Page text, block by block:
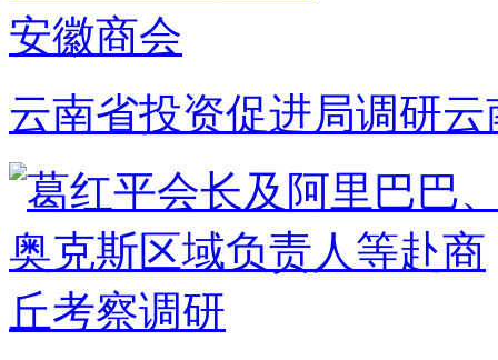
云南省投资促进局调研